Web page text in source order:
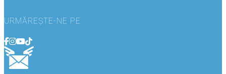
URMĂREȘTE-NE PE